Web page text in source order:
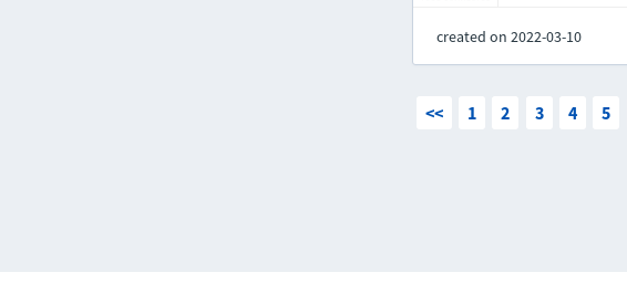
created on 2022-03-10
<< 1 2 3 4 5